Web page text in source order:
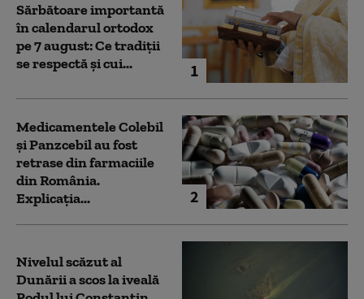
1
Sărbătoare importantă
în calendarul ortodox
pe 7 august: Ce tradiții
se respectă și cui...
2
Medicamentele Colebil
și Panzcebil au fost
retrase din farmaciile
din România.
Explicația...
Nivelul scăzut al
Dunării a scos la iveală